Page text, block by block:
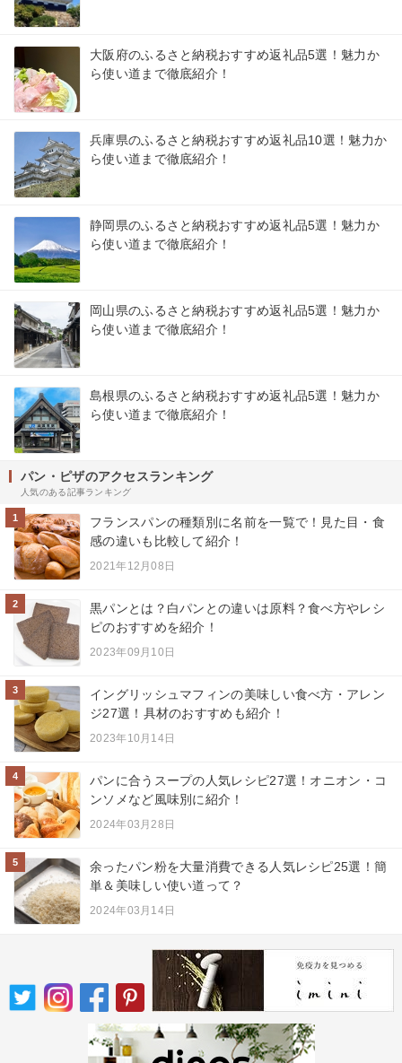
大阪府のふるさと納税おすすめ返礼品5選！魅力か
ら使い道まで徹底紹介！
兵庫県のふるさと納税おすすめ返礼品10選！魅力か
ら使い道まで徹底紹介！
静岡県のふるさと納税おすすめ返礼品5選！魅力か
ら使い道まで徹底紹介！
岡山県のふるさと納税おすすめ返礼品5選！魅力か
ら使い道まで徹底紹介！
島根県のふるさと納税おすすめ返礼品5選！魅力か
ら使い道まで徹底紹介！
パン・ピザのアクセスランキング
人気のある記事ランキング
1
フランスパンの種類別に名前を一覧で！見た目・食
感の違いも比較して紹介！
2021年12月08日
2
黒パンとは？白パンとの違いは原料？食べ方やレシ
ピのおすすめを紹介！
2023年09月10日
3
イングリッシュマフィンの美味しい食べ方・アレン
ジ27選！具材のおすすめも紹介！
2023年10月14日
4
パンに合うスープの人気レシピ27選！オニオン・コ
ンソメなど風味別に紹介！
2024年03月28日
5
余ったパン粉を大量消費できる人気レシピ25選！簡
単＆美味しい使い道って？
2024年03月14日